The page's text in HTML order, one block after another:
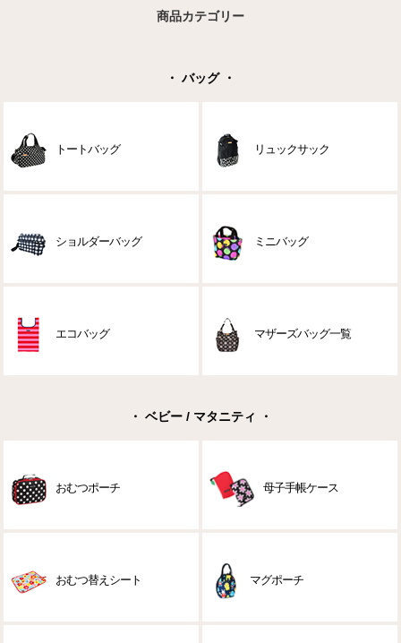
商品カテゴリー
・ バッグ ・
トートバッグ リュックサック
ショルダーバッグ ミニバッグ
エコバッグ マザーズバッグ一覧
・ ベビー / マタニティ ・
おむつポーチ 母子手帳ケース
おむつ替えシート マグポーチ